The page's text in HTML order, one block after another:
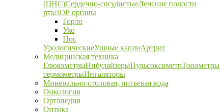
(ЦНС)Сердечно-сосудистыеЛечение полости
ртаЛОР органы
Горло
Ухо
Нос
УрологическиеУшные каплиАртрит
Медицинская техника
ГлюкометрыНибулайзерыПульсоксиметрТонометры
термометрыИнгаляторы
Минерально-столовая, питьевая вода
Онкология
Ортопедия
Оптика